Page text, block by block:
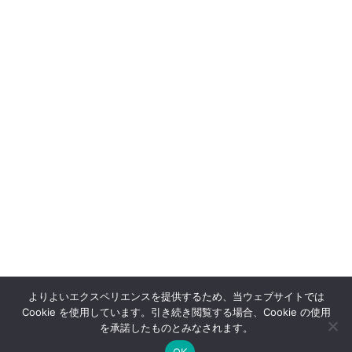
サイトマップ サイトポリシー プライバシーポリシー
よりよいエクスペリエンスを提供するため、当ウェブサイトでは
Cookie を使用しています。引き続き閲覧する場合、Cookie の使用
を承諾したものとみなされます。